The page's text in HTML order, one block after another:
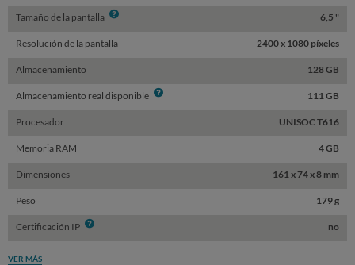
Tamaño de la pantalla Info 6,5 "
Resolución de la pantalla 2400 x 1080 píxeles
Almacenamiento 128 GB
Almacenamiento real disponible Info 111 GB
Procesador UNISOC T616
Memoria RAM 4 GB
Dimensiones 161 x 74 x 8 mm
Peso 179 g
Certificación IP Info no
VER MÁS